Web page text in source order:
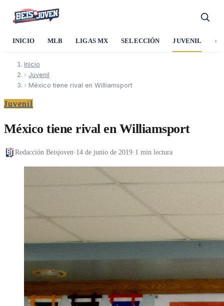
INICIO MLB LIGAS MX SELECCIÓN JUVENIL ›
Inicio
› Juvenil
› México tiene rival en Williamsport
Juvenil
México tiene rival en Williamsport
Redacción Beisjoven· 14 de junio de 2019· 1 min lectura